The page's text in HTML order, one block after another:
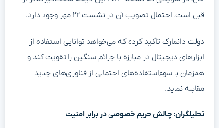
قبل است، احتمال تصویب آن در نشست ۲۲ مهر وجود دارد.
دولت دانمارک تأکید کرده که می‌خواهد توانایی استفاده از
ابزارهای دیجیتال در مبارزه با جرائم سنگین را تقویت کند و
همزمان با سوءاستفاده‌های احتمالی از فناوری‌های جدید
مقابله نماید.
تحلیلگران: چالش حریم خصوصی در برابر امنیت